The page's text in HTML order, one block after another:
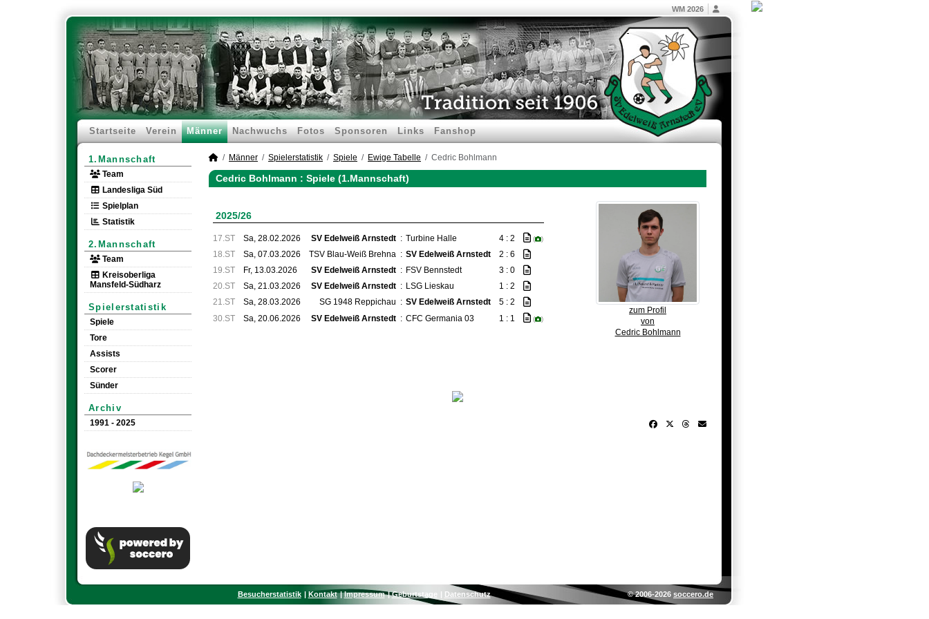
WM 2026
Startseite Verein Männer Nachwuchs Fotos Sponsoren Links Fanshop
1.Mannschaft
Team
Landesliga Süd
Spielplan
Statistik
2.Mannschaft
Team
Kreisoberliga
Mansfeld-Südharz
Spielerstatistik
Spiele
Tore
Assists
Scorer
Sünder
Archiv
1991 - 2025
Männer Spielerstatistik Spiele Ewige Tabelle Cedric Bohlmann
Cedric Bohlmann : Spiele (1.Mannschaft)
zum Profil
von
Cedric Bohlmann
2025/26
17.ST Sa, 28.02.2026 SV Edelweiß Arnstedt : Turbine Halle 4 : 2 ( )
18.ST Sa, 07.03.2026 TSV Blau-Weiß Brehna : SV Edelweiß Arnstedt
2 : 6
19.ST
Fr, 13.03.2026 SV Edelweiß Arnstedt : FSV Bennstedt
3 : 0
20.ST
Sa, 21.03.2026 SV Edelweiß Arnstedt : LSG Lieskau
1 : 2
21.ST
Sa, 28.03.2026 SG 1948 Reppichau : SV Edelweiß Arnstedt
5 : 2
30.ST
Sa, 20.06.2026 SV Edelweiß Arnstedt : CFC Germania 03 1 : 1 ( )
Besucherstatistik Kontakt Impressum Geburtstage Datenschutz © 2006-2026 soccero.de